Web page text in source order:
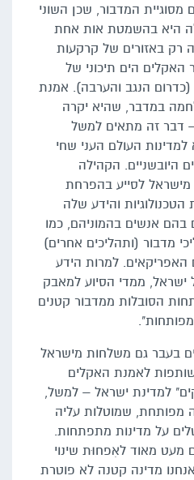
מסוגיית המדבור, שכן השוני
היא בהשמטת אות אחת
רק באזורים של קרקעות
האקלים הים תיכוני של
הנגב והערבה). אמנת
במדבר, שהיא יקרה
דבר זה מתאים למשל
למדינות העולם העני שחי
היובשניים. הקהילה
מישראל לסייע בהפרחת
והידע שלה
בהם אנשים בהמוניהם, כמו
מדבור (ותהליכים אחרים)
האפריקאים. למרות הידע
ישראל, ממדי הסיוע למאבק
הסובלות ממדבור קטנים
בעבר גם משלחות מישראל
לאמנת האקלים
למדינת ישראל – למשל,
מפותחת, שמוטלות עליה
על מדינות מתפתחות.
מעט מאוד לאִפחוּת שינוי
מדינה קטנה לא פוטרת